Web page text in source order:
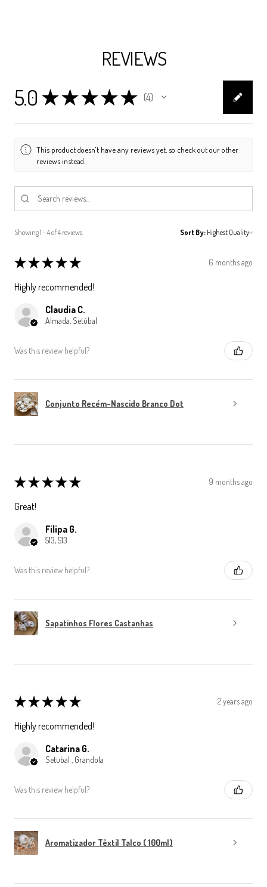
REVIEWS
5.0 ★★★★★ 4
4
This product doesn't have any reviews yet, so check out our other
reviews instead.
Showing 1 - 4 of 4 reviews. Sort By:
★★★★★ 6 months ago
Highly recommended!
Claudia C.
Almada, Setúbal
Was this review helpful?
Conjunto Recém-Nascido Branco Dot
★★★★★ 9 months ago
Great!
Filipa G.
513, 513
Was this review helpful?
Sapatinhos Flores Castanhas
★★★★★ 2 years ago
Highly recommended!
Catarina G.
Setubal , Grandola
Was this review helpful?
Aromatizador Têxtil Talco ( 100ml)